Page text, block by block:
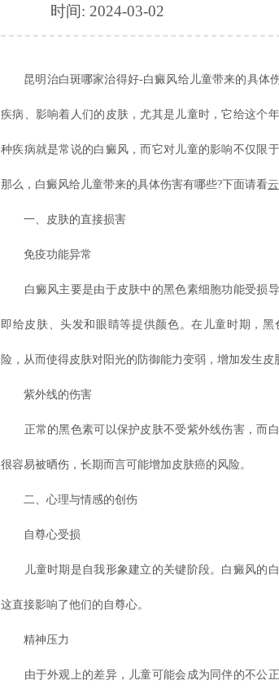
时间: 2024-03-02
昆明治白斑哪家治得好-白癜风给儿童带来的具体
疾病、影响着人们的皮肤，尤其是儿童时，它给这个
种疾病就是常说的白癜风，而它对儿童的影响不仅限
那么，白癜风给儿童带来的具体伤害有哪些?下面请看
一、皮肤的直接损害
免疫功能异常
白癜风主要是由于皮肤中的黑色素细胞功能受损导
即给皮肤、头发和眼睛等提供颜色。在儿童时期，
险，从而使得皮肤对阳光的防御能力变弱，增加发生皮
紫外线的伤害
正常的黑色素可以保护皮肤不受紫外线伤害，而白
很容易被晒伤，长期而言可能增加皮肤癌的风险。
二、心理与情感的创伤
自尊心受损
儿童时期是自我形象建立的关键阶段。白癜风的白
这直接影响了他们的自尊心。
精神压力
由于外观上的差异，儿童可能会成为同伴的不公正